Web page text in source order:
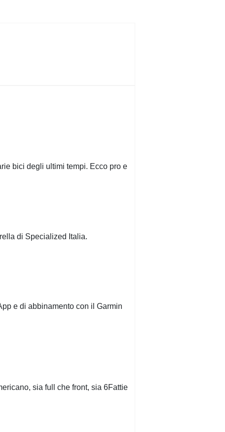
bici degli ultimi tempi. Ecco pro e
di Specialized Italia.
e di abbinamento con il Garmin
sia full che front, sia 6Fattie